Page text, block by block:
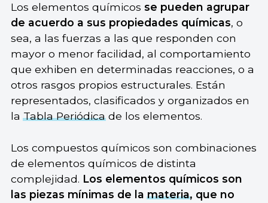
Los elementos químicos se pueden agrupar
de acuerdo a sus propiedades químicas, o
sea, a las fuerzas a las que responden con
mayor o menor facilidad, al comportamiento
que exhiben en determinadas reacciones, o a
otros rasgos propios estructurales. Están
representados, clasificados y organizados en
laTabla Periódicade los elementos.
Los compuestos químicos son combinaciones
de elementos químicos de distinta
complejidad. Los elementos químicos son
las piezas mínimas de lamateria, que no